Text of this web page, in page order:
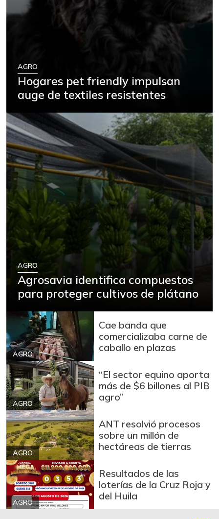
AGRO
Hogares pet friendly impulsan
auge de textiles resistentes
AGRO
Agrosavia identifica compuestos
para proteger cultivos de plátano
AGRO
Cae banda que
comercializaba carne de
caballo en plazas
AGRO
“El sector equino aporta
más de $6 billones al PIB
agro”
AGRO
ANT resolvió procesos
sobre un millón de
hectáreas de tierras
AGRO
Resultados de las
loterías de la Cruz Roja y
del Huila